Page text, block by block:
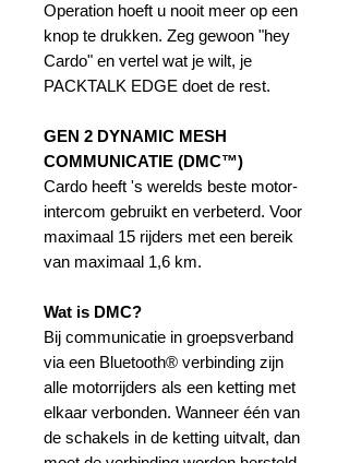
Operation hoeft u nooit meer op een
knop te drukken. Zeg gewoon "hey
Cardo" en vertel wat je wilt, je
PACKTALK EDGE doet de rest.
GEN 2 DYNAMIC MESH
COMMUNICATIE (DMC™)
Cardo heeft 's werelds beste motor-
intercom gebruikt en verbeterd. Voor
maximaal 15 rijders met een bereik
van maximaal 1,6 km.
Wat is DMC?
Bij communicatie in groepsverband
via een Bluetooth® verbinding zijn
alle motorrijders als een ketting met
elkaar verbonden. Wanneer één van
de schakels in de ketting uitvalt, dan